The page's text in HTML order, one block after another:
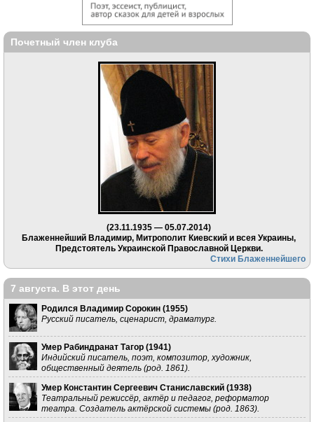
Почетный член клуба
(23.11.1935 — 05.07.2014)
Блаженнейший Владимир, Митрополит Киевский и всея Украины,
Предстоятель Украинской Православной Церкви.
Стихи Блаженнейшего
7 августа. В этот день
Родился Владимир Сорокин (1955)
Русский писатель, сценарист, драматург.
Умер Рабиндранат Тагор (1941)
Индийский писатель, поэт, композитор, художник,
общественный деятель (род. 1861).
Умер Константин Сергеевич Станиславский (1938)
Театральный режиссёр, актёр и педагог, реформатор
театра. Создатель актёрской системы (род. 1863).